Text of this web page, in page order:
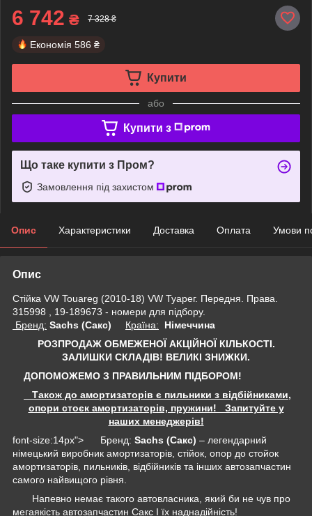
6 742 ₴ 7 328 ₴
Економія 586 ₴
Купити
або
Купити з
Що таке купити з Пром?
Замовлення під захистом
Опис Характеристики Доставка Оплата Умови
Опис
Стійка VW Touareg (2010-18) VW Туарег. Передня. Права.
315998 , 19-189673 - номери для підбору.
Бренд: Sachs (Сакс) Країна: Німеччина
РОЗПРОДАЖ ОБМЕЖЕНОЇ АКЦІЙНОЇ КІЛЬКОСТІ.
ЗАЛИШКИ СКЛАДІВ! ВЕЛИКІ ЗНИЖКИ.
ДОПОМОЖЕМО З ПРАВИЛЬНИМ ПІДБОРОМ!
Також до амортизаторів є пильники з відбійниками,
опори стоєк амортизаторів, пружини! Запитуйте у
наших менеджерів!
font-size:14px"> Бренд: Sachs (Сакс) – легендарний
німецький виробник амортизаторів, стійок, опор до стойок
амортизаторів, пильників, відбійників та інших автозапчастин
самого найвищого рівня.
Напевно немає такого автовласника, який би не чув про
мегаякість автозапчастин Сакс І їх наднадійність!